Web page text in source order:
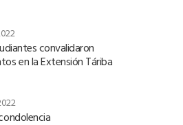
convalidaron
en la Extensión Táriba